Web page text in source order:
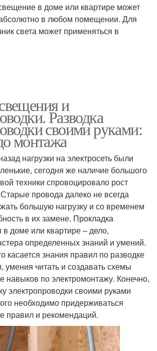
в доме или квартире может
в любом помещении. Для
света может применяться в
и
Разводка
своими руками:
монтажа
нагрузки на электросеть были
сегодня же наличие большого
техники спровоцировало рост
провода далеко не всегда
большую нагрузку и со временем
в их замене. Прокладка
в доме или квартире – дело,
определенных знаний и умений.
касается знания правил по разводке
умения читать и создавать схемы
навыков по электромонтажу. Конечно,
электропроводки своими руками
необходимо придерживаться
правил и рекомендаций.